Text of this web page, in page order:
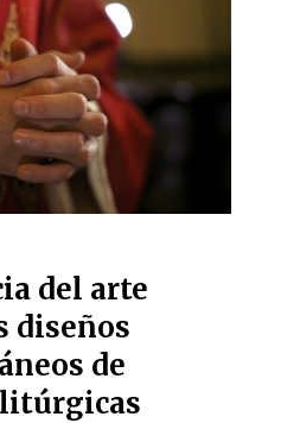
del arte
diseños
de